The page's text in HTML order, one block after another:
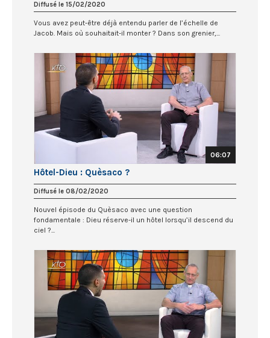
Diffusé le 15/02/2020
Vous avez peut-être déjà entendu parler de l’échelle de
Jacob. Mais où souhaitait-il monter ? Dans son grenier,...
06:07
Hôtel-Dieu : Quèsaco ?
Diffusé le 08/02/2020
Nouvel épisode du Quèsaco avec une question
fondamentale : Dieu réserve-il un hôtel lorsqu’il descend du
ciel ?...